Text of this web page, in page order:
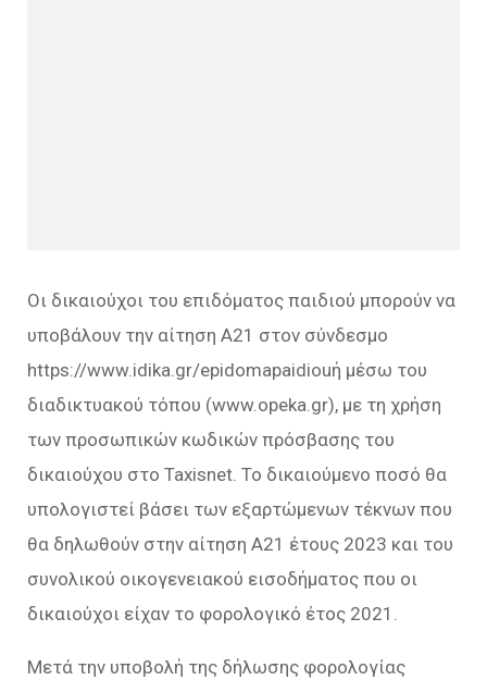
Οι δικαιούχοι του επιδόματος παιδιού μπορούν να
υποβάλουν την αίτηση Α21 στον σύνδεσμο
https://www.idika.gr/epidomapaidiouή μέσω του
διαδικτυακού τόπου (www.opeka.gr), με τη χρήση
των προσωπικών κωδικών πρόσβασης του
δικαιούχου στο Taxisnet. Το δικαιούμενο ποσό θα
υπολογιστεί βάσει των εξαρτώμενων τέκνων που
θα δηλωθούν στην αίτηση Α21 έτους 2023 και του
συνολικού οικογενειακού εισοδήματος που οι
δικαιούχοι είχαν το φορολογικό έτος 2021.
Μετά την υποβολή της δήλωσης φορολογίας